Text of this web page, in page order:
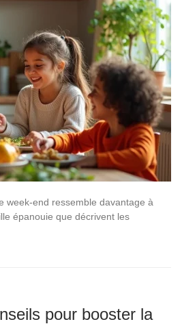
week-end ressemble davantage à
épanouie que décrivent les
pour booster la